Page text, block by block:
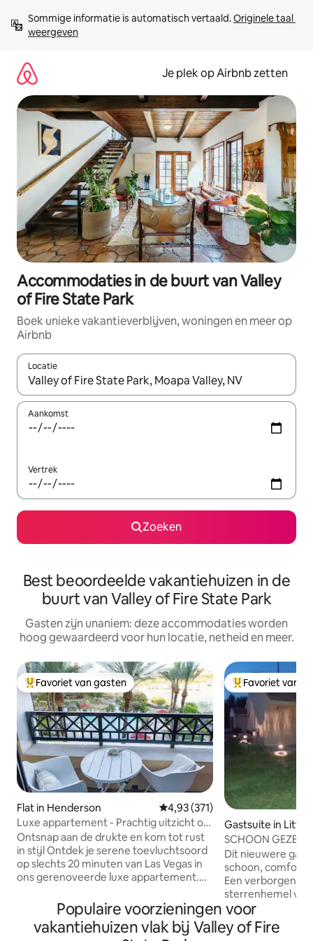
direct
naar
Sommige informatie is automatisch vertaald. Originele taal
weergeven
Je plek op Airbnb zetten
Accommodaties in de buurt van Valley
of Fire State Park
Boek unieke vakantieverblijven, woningen en meer op
Airbnb
Locatie
Wanneer er resultaten beschikbaar zijn, maak je een keuze
Aankomst
Vertrek
Zoeken
Best beoordeelde vakantiehuizen in de
buurt van Valley of Fire State Park
Gasten zijn unaniem: deze accommodaties worden
hoog gewaardeerd voor hun locatie, netheid en meer.
Topfavoriet van gasten
Favoriet van gasten
Flat in Henderson Gemiddelde beoordeling van
4,93 (371)
Luxe appartement - Prachtig uitzicht op
het meer en het zwembad
Ontsnap aan de drukte en kom tot rust
in stijl Ontdek je serene toevluchtsoord
op slechts 20 minuten van Las Vegas in
ons gerenoveerde luxe appartement.
en afwerkingen, wat zorgt voor je
grootste comfort. Ontspan op het dek
terwijl je geniet van een
Topfavoriet van
Favoriet van
Gastsuite in
SCHOON
Casino's,
Dit nieuwere
schoon,
Een verborgen
sterrenhemel
zelfs vriendelijke
(inclusief haan) voor
slaapkamer is
Populaire voorzieningen voor
vakantiehuizen vlak bij Valley of Fire